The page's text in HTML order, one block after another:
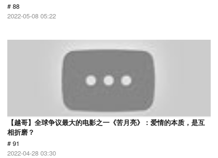
# 88
2022-05-08 05:22
【越哥】全球争议最大的电影之一《苦月亮》：爱情的本质，是互
相折磨？
# 91
2022-04-28 03:30